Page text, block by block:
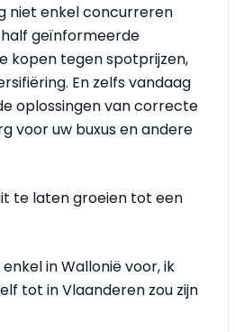
niet enkel concurreren
geïnformeerde
kopen tegen spotprijzen,
En zelfs vandaag
oplossingen van correcte
voor uw buxus en andere
te laten groeien tot een
in Wallonië voor, ik
tot in Vlaanderen zou zijn